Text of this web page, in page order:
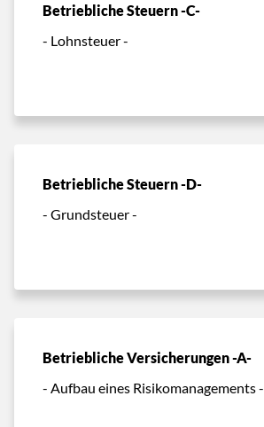
Betriebliche Steuern -C-
- Lohnsteuer -
Betriebliche Steuern -D-
- Grundsteuer -
Betriebliche Versicherungen -A-
- Aufbau eines Risikomanagements -